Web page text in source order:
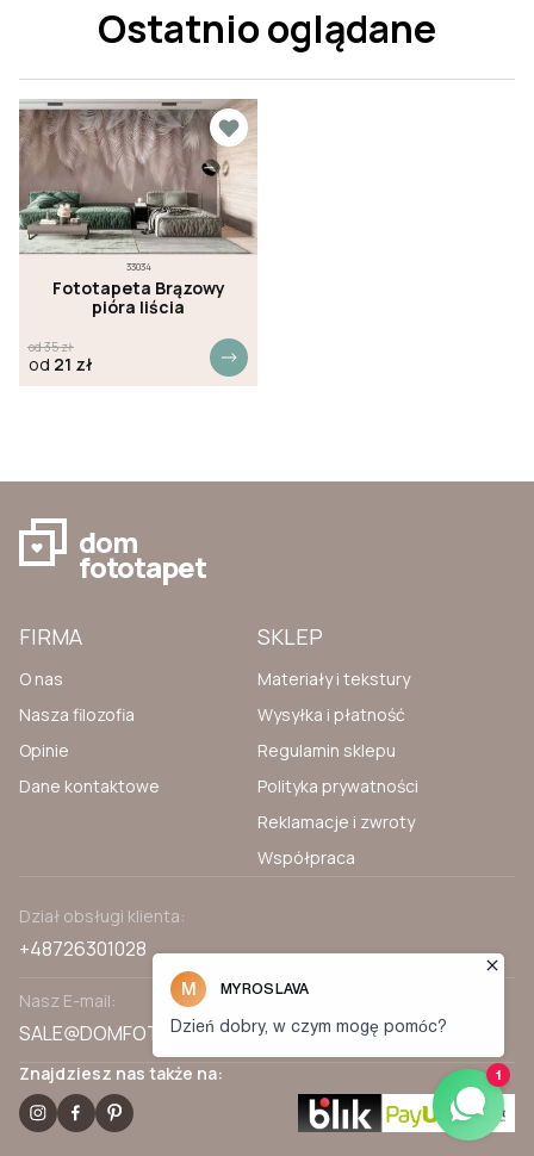
Ostatnio oglądane
33034
Fototapeta Brązowy
pióra liścia
od35zł
od 21 zł
dom
fototapet
Znajdziesz nas także na:
FIRMA
O nas
Nasza filozofia
Opinie
Dane kontaktowe
SKLEP
Materiały i tekstury
Wysyłka i płatność
Regulamin sklepu
Polityka prywatności
Reklamacje i zwroty
Współpraca
Dział obsługi klienta:
+48726301028
Nasz E-mail:
SALE@DOMFOTOTAPET.PL